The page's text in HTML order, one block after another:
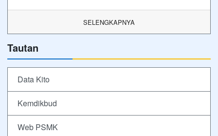
SELENGKAPNYA
Tautan
Data Kito
Kemdikbud
Web PSMK